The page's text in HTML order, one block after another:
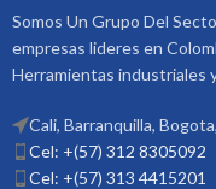
Somos Un Grupo Del
empresas lideres en
Herramientas industriales
Cali, Barranquilla,
Cel: +(57) 312 8305092
Cel: +(57) 313 4415201